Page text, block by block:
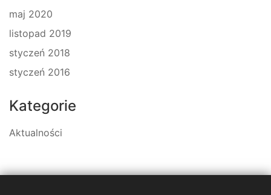
maj 2020
listopad 2019
styczeń 2018
styczeń 2016
Kategorie
Aktualności